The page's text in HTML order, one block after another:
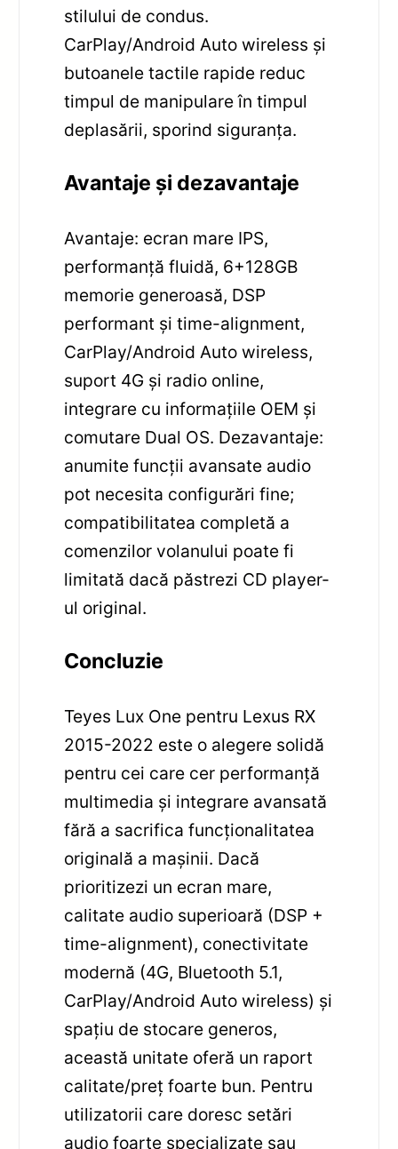
stilului de condus.
CarPlay/Android Auto wireless și
butoanele tactile rapide reduc
timpul de manipulare în timpul
deplasării, sporind siguranța.
Avantaje și dezavantaje
Avantaje: ecran mare IPS,
performanță fluidă, 6+128GB
memorie generoasă, DSP
performant și time-alignment,
CarPlay/Android Auto wireless,
suport 4G și radio online,
integrare cu informațiile OEM și
comutare Dual OS. Dezavantaje:
anumite funcții avansate audio
pot necesita configurări fine;
compatibilitatea completă a
comenzilor volanului poate fi
limitată dacă păstrezi CD player-
ul original.
Concluzie
Teyes Lux One pentru Lexus RX
2015-2022 este o alegere solidă
pentru cei care cer performanță
multimedia și integrare avansată
fără a sacrifica funcționalitatea
originală a mașinii. Dacă
prioritizezi un ecran mare,
calitate audio superioară (DSP +
time-alignment), conectivitate
modernă (4G, Bluetooth 5.1,
CarPlay/Android Auto wireless) și
spațiu de stocare generos,
această unitate oferă un raport
calitate/preț foarte bun. Pentru
utilizatorii care doresc setări
audio foarte specializate sau